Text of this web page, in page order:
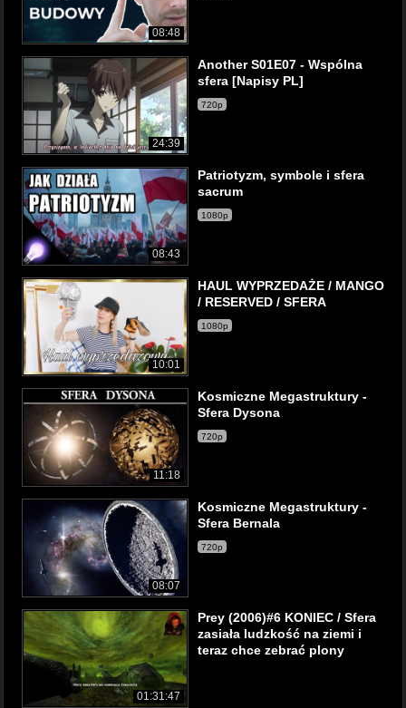
08:48
24:39
Another S01E07 - Wspólna
sfera [Napisy PL]
720p
08:43
Patriotyzm, symbole i sfera
sacrum
1080p
10:01
HAUL WYPRZEDAŻE / MANGO
/ RESERVED / SFERA
1080p
11:18
Kosmiczne Megastruktury -
Sfera Dysona
720p
08:07
Kosmiczne Megastruktury -
Sfera Bernala
720p
01:31:47
Prey (2006)#6 KONIEC / Sfera
zasiała ludzkość na ziemi i
teraz chce zebrać plony